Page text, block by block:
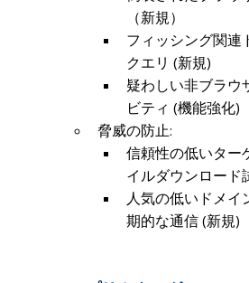
（新規）
フィッシング関連
クエリ (新規)
疑わしい非ブラウ
ビティ (機能強化)
脅威の防止:
信頼性の低いター
イルダウンロード
人気の低いドメイ
期的な通信 (新規)